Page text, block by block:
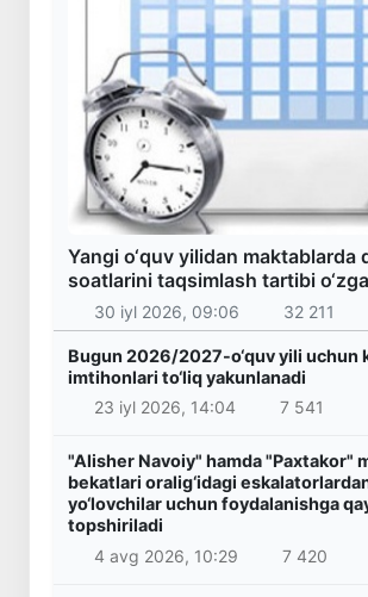
Yangi o‘quv yilidan maktablarda
soatlarini taqsimlash tartibi
30 iyl 2026, 09:06 32 211
Bugun 2026/2027-o‘quv yili uchun
imtihonlari to‘liq yakunlanadi
23 iyl 2026, 14:04
7 541
"Alisher Navoiy" hamda "Paxtakor"
bekatlari oralig‘idagi
yo‘lovchilar uchun foydalanishga
topshiriladi
4 avg 2026, 10:29
7 420